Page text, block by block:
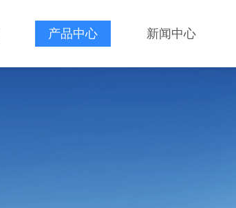
产品中心 新闻中心